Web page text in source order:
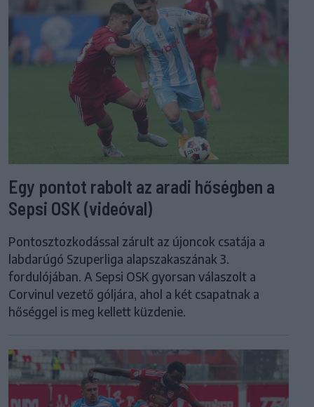
Egy pontot rabolt az aradi hőségben a
Sepsi OSK (videóval)
Pontosztozkodással zárult az újoncok csatája a
labdarúgó Szuperliga alapszakaszának 3.
fordulójában. A Sepsi OSK gyorsan válaszolt a
Corvinul vezető góljára, ahol a két csapatnak a
hőséggel is meg kellett küzdenie.